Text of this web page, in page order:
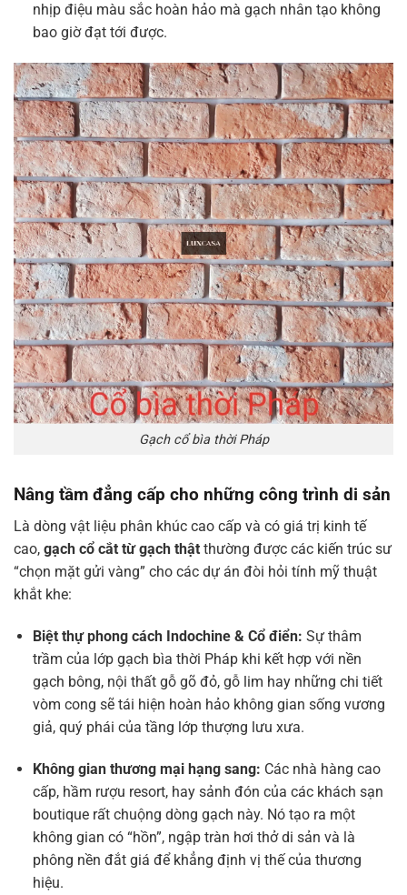
nhịp điệu màu sắc hoàn hảo mà gạch nhân tạo không
bao giờ đạt tới được.
Gạch cổ bìa thời Pháp
Nâng tầm đẳng cấp cho những công trình di sản
Là dòng vật liệu phân khúc cao cấp và có giá trị kinh tế
cao, gạch cổ cắt từ gạch thật thường được các kiến trúc sư
“chọn mặt gửi vàng” cho các dự án đòi hỏi tính mỹ thuật
khắt khe:
Biệt thự phong cách Indochine & Cổ điển: Sự thâm
trầm của lớp gạch bìa thời Pháp khi kết hợp với nền
gạch bông, nội thất gỗ gõ đỏ, gỗ lim hay những chi tiết
vòm cong sẽ tái hiện hoàn hảo không gian sống vương
giả, quý phái của tầng lớp thượng lưu xưa.
Không gian thương mại hạng sang: Các nhà hàng cao
cấp, hầm rượu resort, hay sảnh đón của các khách sạn
boutique rất chuộng dòng gạch này. Nó tạo ra một
không gian có “hồn”, ngập tràn hơi thở di sản và là
phông nền đắt giá để khẳng định vị thế của thương
hiệu.